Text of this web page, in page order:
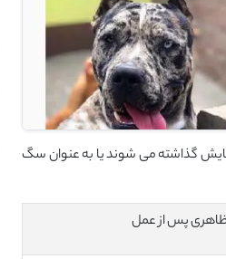
گذاشته می شوند یا به عنوان سگ
پس از عمل